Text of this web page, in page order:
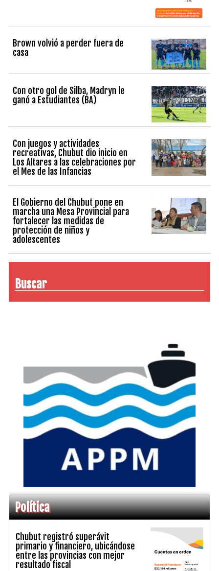
Brown volvió a perder fuera de
casa
Con otro gol de Silba, Madryn le
ganó a Estudiantes (BA)
Con juegos y actividades
recreativas, Chubut dio inicio en
Los Altares a las celebraciones por
el Mes de las Infancias
El Gobierno del Chubut pone en
marcha una Mesa Provincial para
fortalecer las medidas de
protección de niños y
adolescentes
Buscar
Política
Chubut registró superávit
primario y financiero, ubicándose
entre las provincias con mejor
resultado fiscal